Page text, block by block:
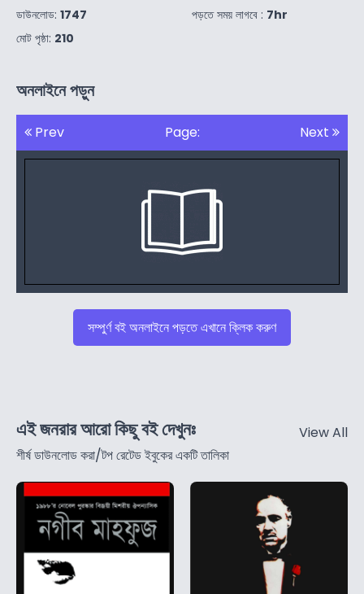
ডাউনলোড: 1747
মোট পৃষ্ঠা: 210
পড়তে সময় লাগবে : 7hr
অনলাইনে পড়ুন
Prev Page: Next
সম্পুর্ণ বই অনলাইনে পড়তে এখানে ক্লিক করুণ
এই জনরার আরো কিছু বই দেখুনঃ
শীর্ষ ডাউনলোড করা/টপ রেটেড ইবুকের একটি তালিকা
View All